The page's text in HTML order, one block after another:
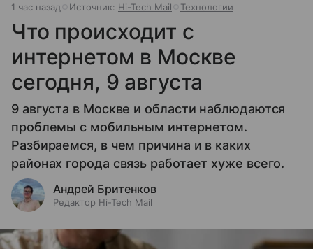
1 час назад Источник: Hi-Tech Mail Технологии
Что происходит с
интернетом в Москве
сегодня, 9 августа
9 августа в Москве и области наблюдаются
проблемы с мобильным интернетом.
Разбираемся, в чем причина и в каких
районах города связь работает хуже всего.
Андрей Бритенков
Редактор Hi-Tech Mail